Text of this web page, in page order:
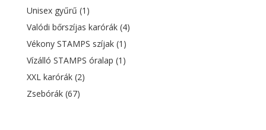
Unisex gyűrű (1)
Valódi bőrszíjas karórák (4)
Vékony STAMPS szíjak (1)
Vízálló STAMPS óralap (1)
XXL karórák (2)
Zsebórák (67)